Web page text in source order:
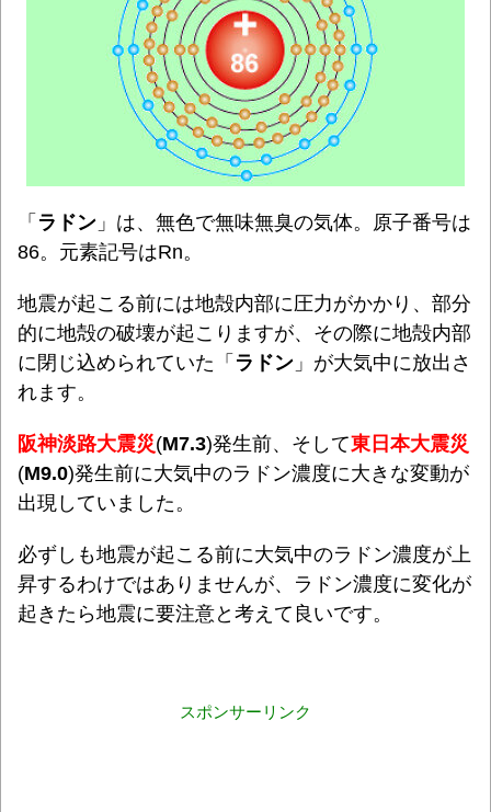
「 ラドン 」は、無色で無味無臭の気体。原子番号は
86。元素記号はRn。
地震が起こる前には地殻内部に圧力がかかり、部分
的に地殻の破壊が起こりますが、その際に地殻内部
に閉じ込められていた「 ラドン 」が大気中に放出さ
れます。
阪神淡路大震災(M7.3)発生前、そして東日本大震災
(M9.0)発生前に大気中のラドン濃度に大きな変動が
出現していました。
必ずしも地震が起こる前に大気中のラドン濃度が上
昇するわけではありませんが、ラドン濃度に変化が
起きたら地震に要注意と考えて良いです。
スポンサーリンク